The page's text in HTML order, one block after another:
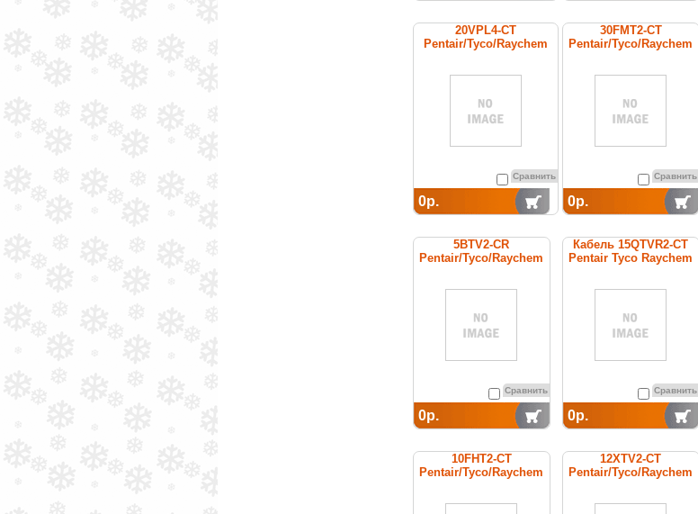
20VPL4-CT
Pentair/Tyco/Raychem
Сравнить
0р.
30FMT2-CT
Pentair/Tyco/Raychem
Сравнить
0р.
5BTV2-CR
Pentair/Tyco/Raychem
Сравнить
0р.
Кабель 15QTVR2-CT
Pentair Tyco Raychem
Сравнить
0р.
10FHT2-CT
Pentair/Tyco/Raychem
12XTV2-CT
Pentair/Tyco/Raychem